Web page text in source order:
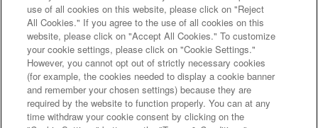
お問い合
わせ先
三井住友信託NEOBANKのお問い合わ
せフォーム
ドコモSMTBネット銀行規定一覧
ドコモSMTBネット銀行ディスクロージャー誌
use of all cookies on this website, please click on "Reject
All Cookies." If you agree to the use of all cookies on this
website, please click on "Accept All Cookies." To customize
your cookie settings, please click on "Cookie Settings."
However, you cannot opt out of strictly necessary cookies
(for example, the cookies needed to display a cookie banner
and remember your chosen settings) because they are
required by the website to function properly. You can at any
time withdraw your cookie consent by clicking on the